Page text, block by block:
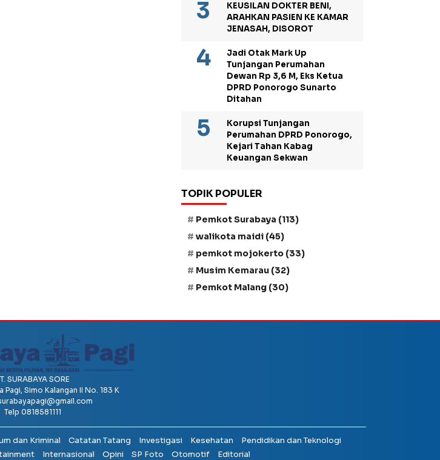
KEUSILAN DOKTER BENI,
ARAHKAN PASIEN KE KAMAR
JENASAH, DISOROT
Jadi Otak Mark Up
Tunjangan Perumahan
Dewan Rp 3,6 M, Eks Ketua
DPRD Ponorogo Sunarto
Ditahan
Korupsi Tunjangan
Perumahan DPRD Ponorogo,
Kejari Tahan Kabag
Keuangan Sekwan
TOPIK POPULER
Pemkot Surabaya (113)
walikota maidi (45)
pemkot mojokerto (33)
Musim Kemarau (32)
Pemkot Malang (30)
SURABAYA SORE
Pagi, Simo Kalangan II No. 183 K
Telp 0818581111
dan Kriminal Catatan Tatang Investigasi Kesehatan
Pendidikan dan Teknologi
Internasional Opini SP Foto Otomotif Editorial